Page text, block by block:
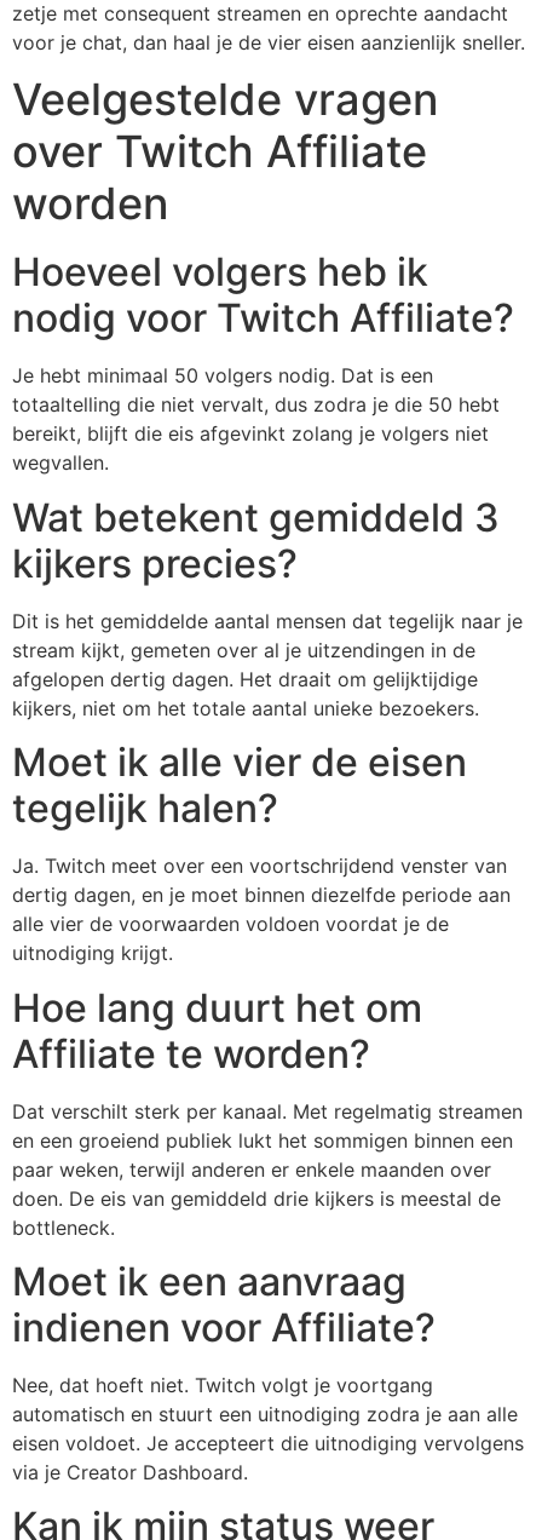
zetje met consequent streamen en oprechte aandacht
voor je chat, dan haal je de vier eisen aanzienlijk sneller.
Veelgestelde vragen
over Twitch Affiliate
worden
Hoeveel volgers heb ik
nodig voor Twitch Affiliate?
Je hebt minimaal 50 volgers nodig. Dat is een
totaaltelling die niet vervalt, dus zodra je die 50 hebt
bereikt, blijft die eis afgevinkt zolang je volgers niet
wegvallen.
Wat betekent gemiddeld 3
kijkers precies?
Dit is het gemiddelde aantal mensen dat tegelijk naar je
stream kijkt, gemeten over al je uitzendingen in de
afgelopen dertig dagen. Het draait om gelijktijdige
kijkers, niet om het totale aantal unieke bezoekers.
Moet ik alle vier de eisen
tegelijk halen?
Ja. Twitch meet over een voortschrijdend venster van
dertig dagen, en je moet binnen diezelfde periode aan
alle vier de voorwaarden voldoen voordat je de
uitnodiging krijgt.
Hoe lang duurt het om
Affiliate te worden?
Dat verschilt sterk per kanaal. Met regelmatig streamen
en een groeiend publiek lukt het sommigen binnen een
paar weken, terwijl anderen er enkele maanden over
doen. De eis van gemiddeld drie kijkers is meestal de
bottleneck.
Moet ik een aanvraag
indienen voor Affiliate?
Nee, dat hoeft niet. Twitch volgt je voortgang
automatisch en stuurt een uitnodiging zodra je aan alle
eisen voldoet. Je accepteert die uitnodiging vervolgens
via je Creator Dashboard.
Kan ik mijn status weer